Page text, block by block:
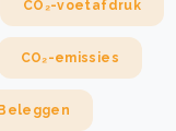
CO₂-voetafdruk
CO₂-emissies
Beleggen